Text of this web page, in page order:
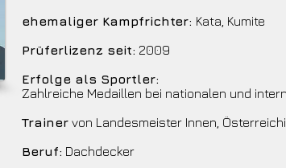
ehemaliger Kampfrichter: Kata, Kumite
Prüferlizenz seit: 2009
Erfolge als Sportler:
Zahlreiche Medaillen bei nationalen und
Trainer von Landesmeister Innen,
Beruf: Dachdecker